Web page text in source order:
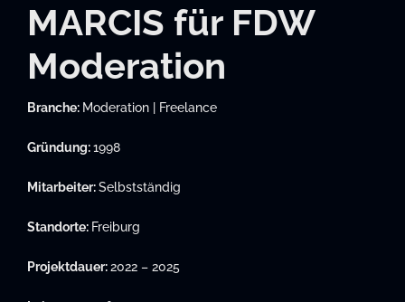
MARCIS für FDW
Moderation
Branche: Moderation | Freelance
Gründung:1998
Mitarbeiter:Selbstständig
Standorte: Freiburg
Projektdauer:2022 – 2025